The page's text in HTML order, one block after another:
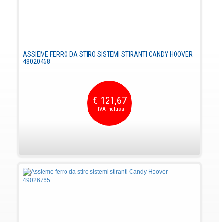
ASSIEME FERRO DA STIRO SISTEMI STIRANTI CANDY HOOVER
48020468
€ 121,67